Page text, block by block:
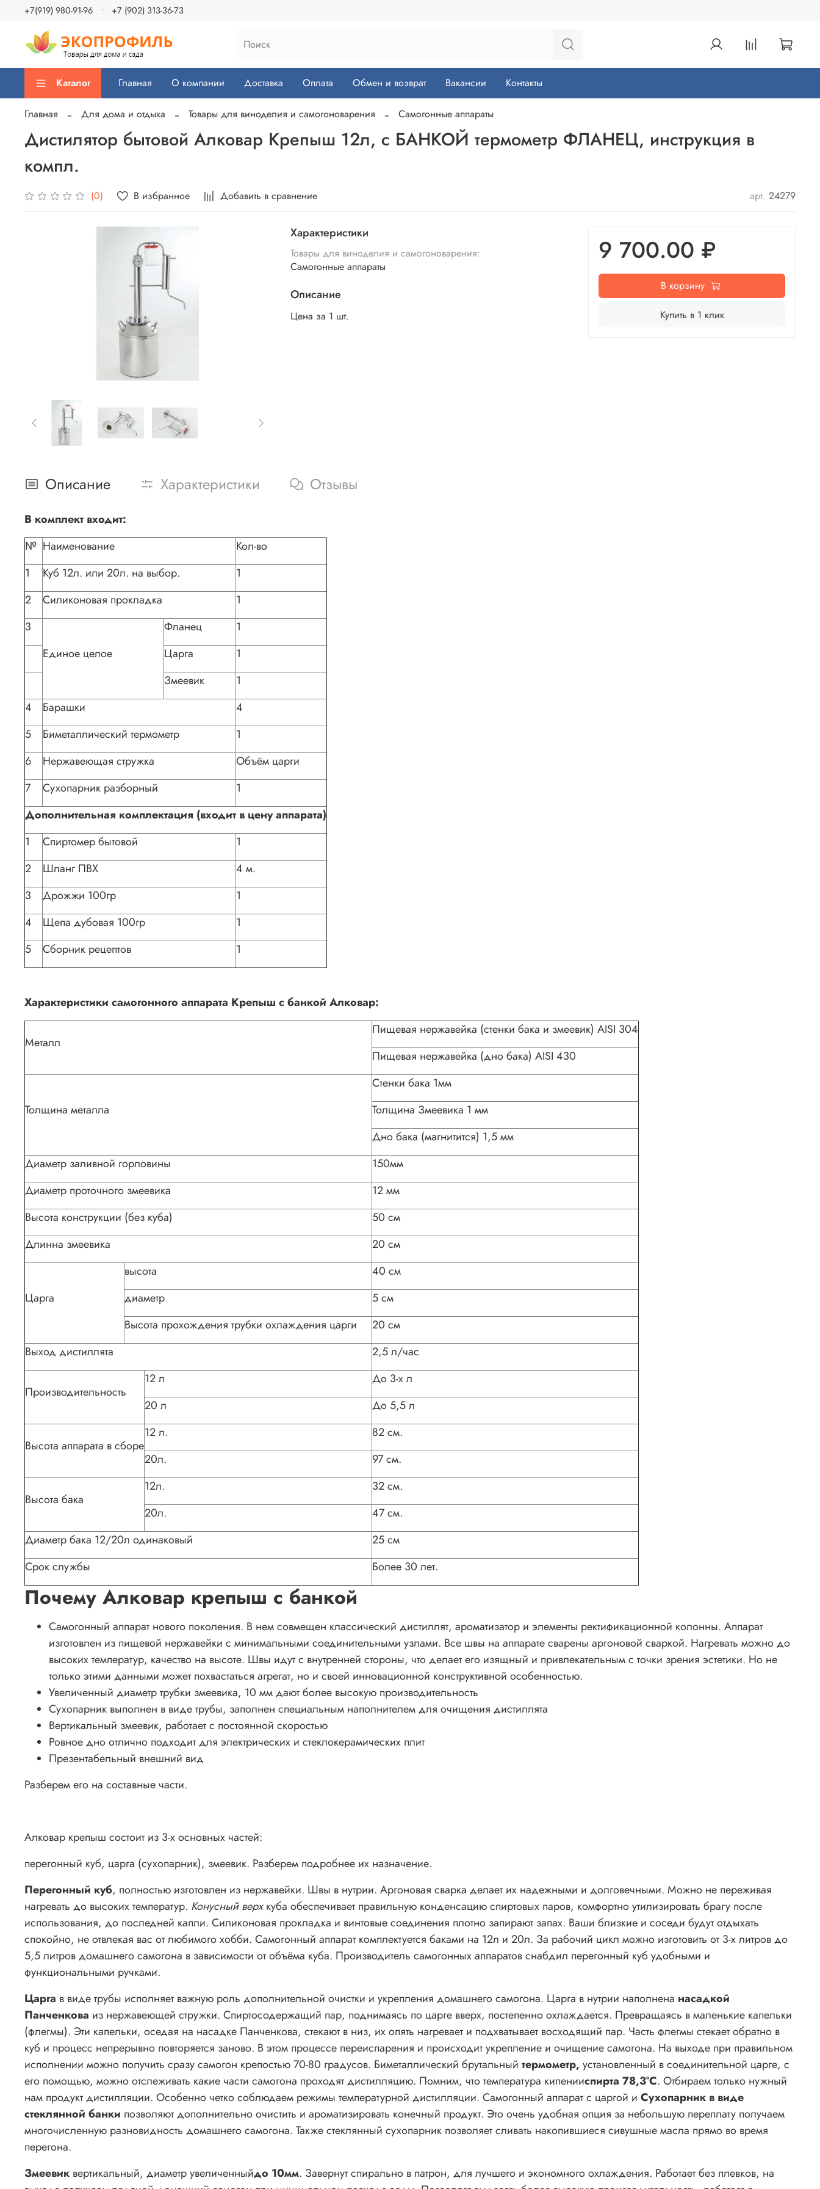
+7(919) 980-91-96 +7 (902) 313-36-73
Каталог Главная О компании Доставка Оплата Обмен и возврат Вакансии Контакты
Главная Для дома и отдыха Товары для виноделия и самогоноварения Самогонные аппараты
Дистилятор бытовой Алковар Крепыш 12л, с БАНКОЙ термометр ФЛАНЕЦ, инструкция в
компл.
(0) В избранное Добавить в сравнение арт. 24279
Характеристики
Товары для виноделия и самогоноварения:
Самогонные аппараты
Описание
Цена за 1 шт.
9 700.00 ₽
В корзину
Купить в 1 клик
Описание Характеристики Отзывы
В комплект входит:
№ Наименование
Кол-во
1
Куб 12л. или 20л. на выбор.
1
2
Силиконовая прокладка
1
3
Единое целое
Фланец
1
Царга
1
Змеевик
1
4
Барашки
4
5
Биметаллический термометр
1
6
Нержавеющая стружка
Объём царги
7
Сухопарник разборный
1
Дополнительная комплектация (входит в цену аппарата)
1
Спиртомер бытовой
1
2
Шланг ПВХ
4 м.
3
Дрожжи 100гр
1
4
Щепа дубовая 100гр
1
5
Сборник рецептов 1
Характеристики самогонного аппарата Крепыш с банкой Алковар:
Металл
Пищевая нержавейка (стенки бака и змеевик) AISI 304
Пищевая нержавейка (дно бака) AISI 430
Толщина металла
Стенки бака 1мм
Толщина Змеевика 1 мм
Дно бака (магнитится) 1,5 мм
Диаметр заливной горловины
150мм
Диаметр проточного змеевика
12 мм
Высота конструкции (без куба)
50 см
Длинна змеевика
20 см
Царга
высота
40 см
диаметр
5 см
Высота прохождения трубки охлаждения царги
20 см
Выход дистиллята
2,5 л/час
Производительность
12 л
До 3-х л
20 л
До 5,5 л
Высота аппарата в сборе
12 л.
82 см.
20л.
97 см.
Высота бака
12л.
32 см.
20л.
47 см.
Диаметр бака 12/20л одинаковый
25 см
Срок службы
Более 30 лет.
Почему Алковар крепыш с банкой
Самогонный аппарат нового поколения. В нем совмещен классический дистиллят, ароматизатор и элементы ректификационной колонны. Аппарат
изготовлен из пищевой нержавейки с минимальными соединительными узлами. Все швы на аппарате сварены аргоновой сваркой. Нагревать можно до
высоких температур, качество на высоте. Швы идут с внутренней стороны, что делает его изящный и привлекательным с точки зрения эстетики. Но не
только этими данными может похвастаться агрегат, но и своей инновационной конструктивной особенностью.
Увеличенный диаметр трубки змеевика, 10 мм дают более высокую производительность
Сухопарник выполнен в виде трубы, заполнен специальным наполнителем для очищения дистиллята
Вертикальный змеевик, работает с постоянной скоростью
Ровное дно отлично подходит для электрических и стеклокерамических плит
Презентабельный внешний вид
Разберем его на составные части.
Алковар крепыш состоит из 3-х основных частей:
перегонный куб, царга (сухопарник), змеевик. Разберем подробнее их назначение.
Перегонный куб, полностью изготовлен из нержавейки. Швы в нутрии. Аргоновая сварка делает их надежными и долговечными. Можно не переживая
нагревать до высоких температур. Конусный верхкуба обеспечивает правильную конденсацию спиртовых паров, комфортно утилизировать брагу после
использования, до последней капли. Силиконовая прокладка и винтовые соединения плотно запирают запах. Ваши близкие и соседи будут отдыхать
спокойно, не отвлекая вас от любимого хобби. Самогонный аппарат комплектуется баками на 12л и 20л. За рабочий цикл можно изготовить от 3-х литров до
5,5 литров домашнего самогона в зависимости от объёма куба. Производитель самогонных аппаратов снабдил перегонный куб удобными и
функциональными ручками.
Царга в виде трубы исполняет важную роль дополнительной очистки и укрепления домашнего самогона. Царга в нутрии наполнена насадкой
Панченкова из нержавеющей стружки. Спиртосодержащий пар, поднимаясь по царге вверх, постепенно охлаждается. Превращаясь в маленькие капельки
(флегмы). Эти капельки, оседая на насадке Панченкова, стекают в низ, их опять нагревает и подхватывает восходящий пар. Часть флегмы стекает обратно в
куб и процесс непрерывно повторяется заново. В этом процессе переиспарения и происходит укрепление и очищение самогона. На выходе при правильном
исполнении можно получить сразу самогон крепостью 70-80 градусов. Биметаллический брутальный термометр, установленный в соединительной царге, с
его помощью, можно отслеживать какие части самогона проходят дистилляцию. Помним, что температура кипенииспирта 78,3°С. Отбираем только нужный
нам продукт дистилляции. Особенно четко соблюдаем режимы температурной дистилляции. Самогонный аппарат с царгой и Сухопарник в виде
стеклянной банки позволяют дополнительно очистить и ароматизировать конечный продукт. Это очень удобная опция за небольшую переплату получаем
многочисленную разновидность домашнего самогона. Также стеклянный сухопарник позволяет сливать накопившиеся сивушные масла прямо во время
перегона.
Змеевик вертикальный, диаметр увеличенныйдо 10мм. Завернут спирально в патрон, для лучшего и экономного охлаждения. Работает без плевков, на